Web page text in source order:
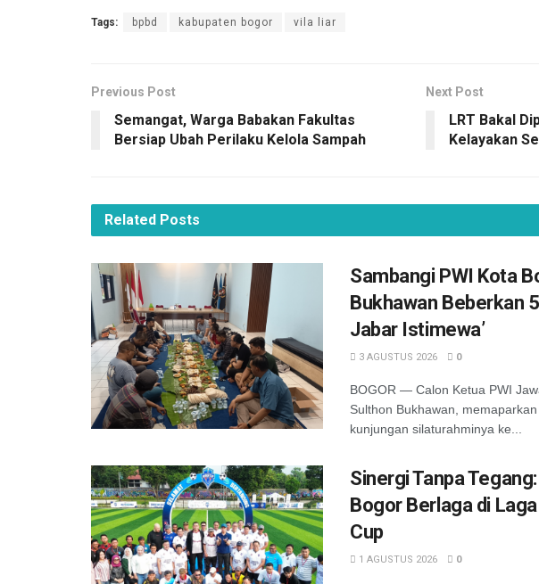
Tags: bpbd kabupaten bogor vila liar
Previous Post
Semangat, Warga Babakan Fakultas
Bersiap Ubah Perilaku Kelola Sampah
Next Post
LRT Bakal
Kelayakan
Related Posts
Sambangi PWI Kota
Bukhawan Beberkan
Jabar Istimewa’
3 AGUSTUS 2026 0
BOGOR — Calon Ketua PWI
Sulthon Bukhawan,
kunjungan silaturahminya ke...
Sinergi Tanpa
Bogor Berlaga di
Cup
1 AGUSTUS 2026 0